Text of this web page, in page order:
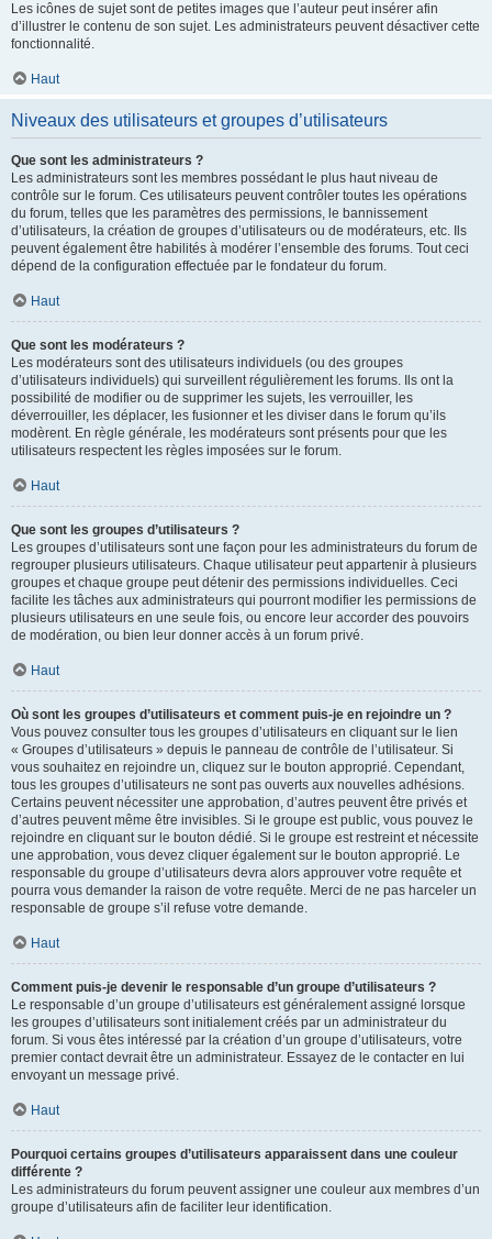
Les icônes de sujet sont de petites images que l’auteur peut insérer afin
d’illustrer le contenu de son sujet. Les administrateurs peuvent désactiver cette
fonctionnalité.
Haut
Niveaux des utilisateurs et groupes d’utilisateurs
Que sont les administrateurs ?
Les administrateurs sont les membres possédant le plus haut niveau de
contrôle sur le forum. Ces utilisateurs peuvent contrôler toutes les opérations
du forum, telles que les paramètres des permissions, le bannissement
d’utilisateurs, la création de groupes d’utilisateurs ou de modérateurs, etc. Ils
peuvent également être habilités à modérer l’ensemble des forums. Tout ceci
dépend de la configuration effectuée par le fondateur du forum.
Haut
Que sont les modérateurs ?
Les modérateurs sont des utilisateurs individuels (ou des groupes
d’utilisateurs individuels) qui surveillent régulièrement les forums. Ils ont la
possibilité de modifier ou de supprimer les sujets, les verrouiller, les
déverrouiller, les déplacer, les fusionner et les diviser dans le forum qu’ils
modèrent. En règle générale, les modérateurs sont présents pour que les
utilisateurs respectent les règles imposées sur le forum.
Haut
Que sont les groupes d’utilisateurs ?
Les groupes d’utilisateurs sont une façon pour les administrateurs du forum de
regrouper plusieurs utilisateurs. Chaque utilisateur peut appartenir à plusieurs
groupes et chaque groupe peut détenir des permissions individuelles. Ceci
facilite les tâches aux administrateurs qui pourront modifier les permissions de
plusieurs utilisateurs en une seule fois, ou encore leur accorder des pouvoirs
de modération, ou bien leur donner accès à un forum privé.
Haut
Où sont les groupes d’utilisateurs et comment puis-je en rejoindre un ?
Vous pouvez consulter tous les groupes d’utilisateurs en cliquant sur le lien
« Groupes d’utilisateurs » depuis le panneau de contrôle de l’utilisateur. Si
vous souhaitez en rejoindre un, cliquez sur le bouton approprié. Cependant,
tous les groupes d’utilisateurs ne sont pas ouverts aux nouvelles adhésions.
Certains peuvent nécessiter une approbation, d’autres peuvent être privés et
d’autres peuvent même être invisibles. Si le groupe est public, vous pouvez le
rejoindre en cliquant sur le bouton dédié. Si le groupe est restreint et nécessite
une approbation, vous devez cliquer également sur le bouton approprié. Le
responsable du groupe d’utilisateurs devra alors approuver votre requête et
pourra vous demander la raison de votre requête. Merci de ne pas harceler un
responsable de groupe s’il refuse votre demande.
Haut
Comment puis-je devenir le responsable d’un groupe d’utilisateurs ?
Le responsable d’un groupe d’utilisateurs est généralement assigné lorsque
les groupes d’utilisateurs sont initialement créés par un administrateur du
forum. Si vous êtes intéressé par la création d’un groupe d’utilisateurs, votre
premier contact devrait être un administrateur. Essayez de le contacter en lui
envoyant un message privé.
Haut
Pourquoi certains groupes d’utilisateurs apparaissent dans une couleur
différente ?
Les administrateurs du forum peuvent assigner une couleur aux membres d’un
groupe d’utilisateurs afin de faciliter leur identification.